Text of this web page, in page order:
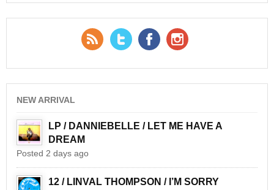
RSS Feed
Twitter Facebook
NEW ARRIVAL
LP / DANNIEBELLE / LET ME HAVE A
DREAM
Posted 2 days ago
12 / LINVAL THOMPSON / I’M SORRY